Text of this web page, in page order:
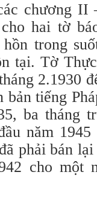
chương
hai tờ
trong
tại. Tờ
2.1930
tiếng
ba tháng
năm
phải bán
cho một